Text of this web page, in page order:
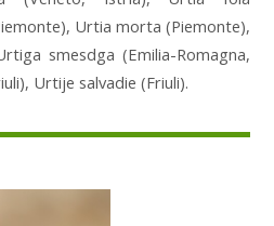
Urtia morta (Piemonte),
smesdga (Emilia-Romagna,
Urtije salvadie (Friuli).